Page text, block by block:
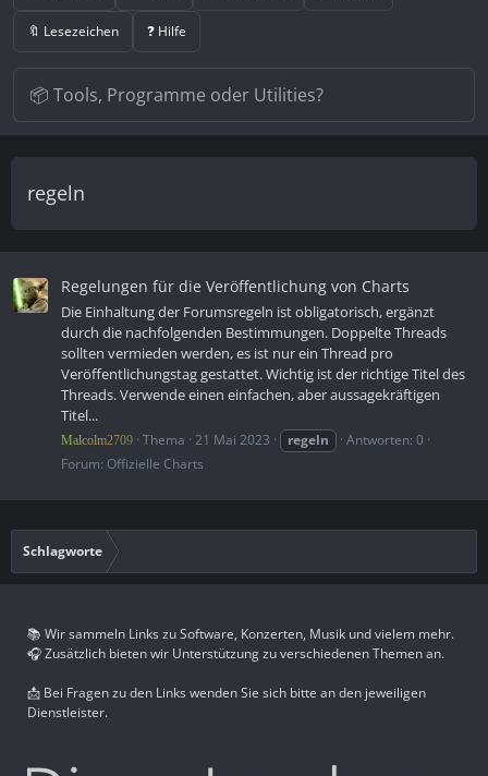
🔖 Lesezeichen ❓ Hilfe
regeln
Regelungen für die Veröffentlichung von Charts
Die Einhaltung der Forumsregeln ist obligatorisch, ergänzt
durch die nachfolgenden Bestimmungen. Doppelte Threads
sollten vermieden werden, es ist nur ein Thread pro
Veröffentlichungstag gestattet. Wichtig ist der richtige Titel des
Threads. Verwende einen einfachen, aber aussagekräftigen
Titel...
Malcolm2709 Thema 21 Mai 2023 regeln
Antworten: 0
Forum: Offizielle Charts
Schlagworte
📚 Wir sammeln Links zu Software, Konzerten, Musik und vielem mehr.
🎧 Zusätzlich bieten wir Unterstützung zu verschiedenen Themen an.
📩 Bei Fragen zu den Links wenden Sie sich bitte an den jeweiligen
Dienstleister.